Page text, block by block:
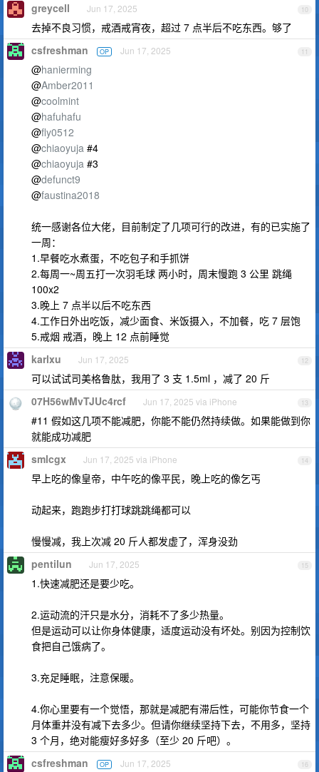
10
greycell Jun 17, 2025
去掉不良习惯，戒酒戒宵夜，超过 7 点半后不吃东西。够了
11
csfreshman OP Jun 17, 2025
@hanierming
@Amber2011
@coolmint
@hafuhafu
@fly0512
@chiaoyuja #4
@chiaoyuja #3
@defunct9
@faustina2018
统一感谢各位大佬，目前制定了几项可行的改进，有的已实施了
一周：
1.早餐吃水煮蛋，不吃包子和手抓饼
2.每周一~周五打一次羽毛球 两小时，周末慢跑 3 公里 跳绳
100x2
3.晚上 7 点半以后不吃东西
4.工作日外出吃饭，减少面食、米饭摄入，不加餐，吃 7 层饱
5.戒烟 戒酒，晚上 12 点前睡觉
12
karlxu Jun 17, 2025
可以试试司美格鲁肽，我用了 3 支 1.5ml ，减了 20 斤
13
07H56wMvTJUc4rcf Jun 17, 2025 via iPhone
#11 假如这几项不能减肥，你能不能仍然持续做。如果能做到你
就能成功减肥
14
smlcgx Jun 17, 2025 via iPhone
早上吃的像皇帝，中午吃的像平民，晚上吃的像乞丐
动起来，跑跑步打打球跳跳绳都可以
慢慢减，我上次减 20 斤人都发虚了，浑身没劲
15
pentilun Jun 17, 2025
1.快速减肥还是要少吃。
2.运动流的汗只是水分，消耗不了多少热量。
但是运动可以让你身体健康，适度运动没有坏处。别因为控制饮
食把自己饿病了。
3.充足睡眠，注意保暖。
4.你心里要有一个觉悟，那就是减肥有滞后性，可能你节食一个
月体重并没有减下去多少。但请你继续坚持下去，不用多，坚持
3 个月，绝对能瘦好多好多（至少 20 斤吧）。
16
csfreshman OP Jun 17, 2025